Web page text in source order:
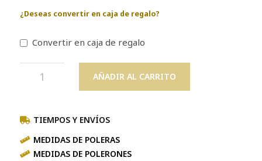
¿Deseas convertir en caja de regalo?
Convertir en caja de regalo
AÑADIR AL CARRITO
TIEMPOS Y ENVÍOS
MEDIDAS DE POLERAS
MEDIDAS DE POLERONES